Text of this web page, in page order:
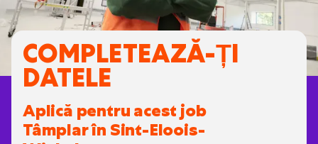
COMPLETEAZĂ-ȚI
DATELE
Aplică pentru acest job
Tâmplar în Sint-Eloois-